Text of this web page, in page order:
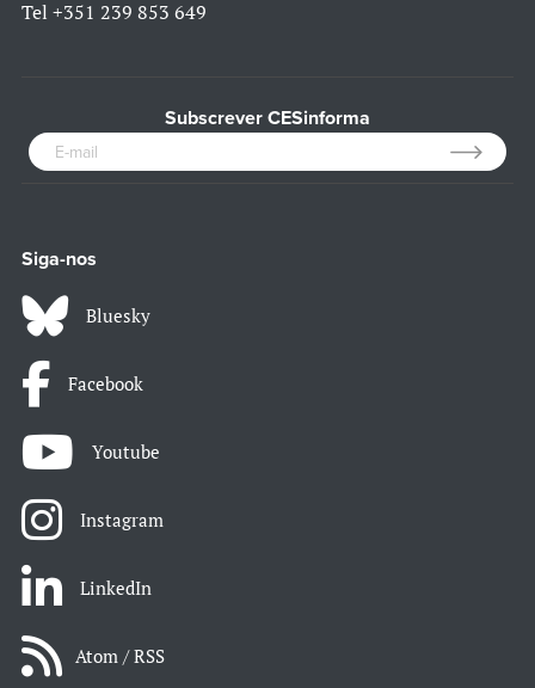
Tel +351 239 853 649
Subscrever CESinforma
Siga-nos
Bluesky
Facebook
Youtube
Instagram
LinkedIn
Atom / RSS